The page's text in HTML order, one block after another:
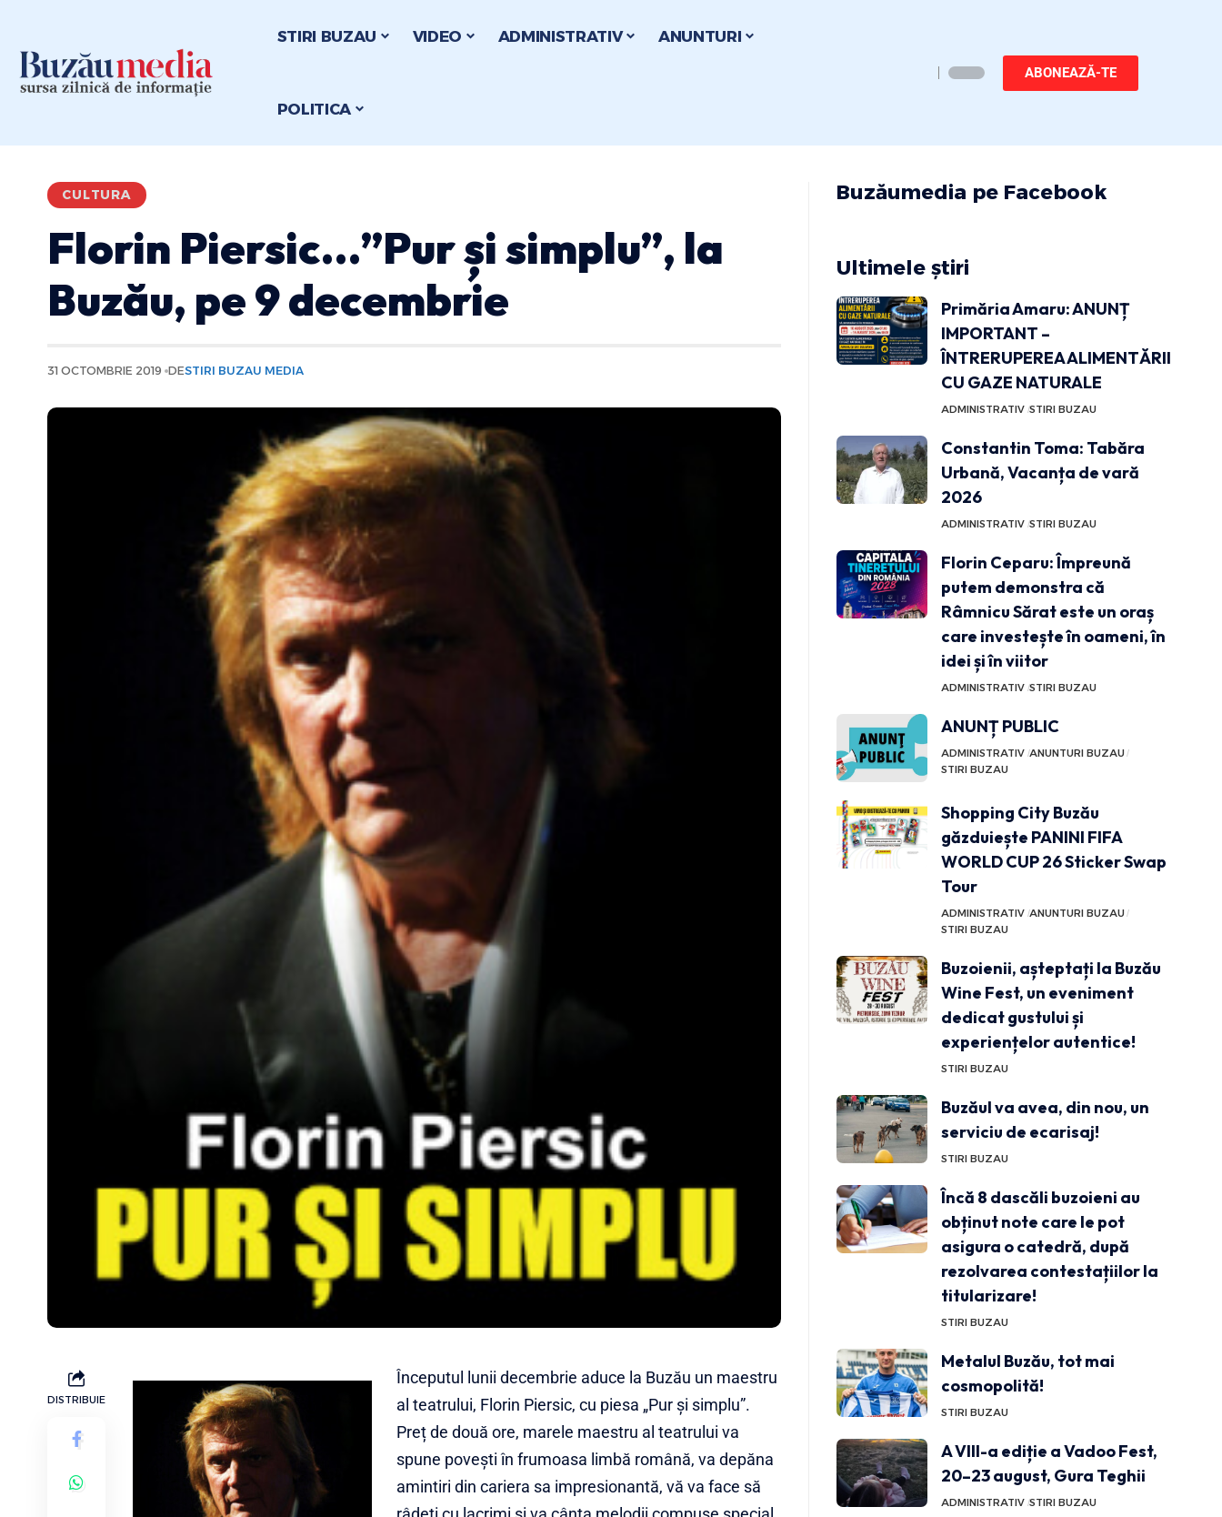
STIRI BUZAU VIDEO ADMINISTRATIV ANUNTURI
POLITICA
ABONEAZĂ-TE
CULTURA
Florin Piersic…”Pur și simplu”, la
Buzău, pe 9 decembrie
31 OCTOMBRIE 2019 DESTIRI BUZAU MEDIA
DISTRIBUIE
Începutul lunii decembrie aduce la Buzău un maestru
al teatrului, Florin Piersic, cu piesa „Pur și simplu”.
Preț de două ore, marele maestru al teatrului va
spune povești în frumoasa limbă română, va depăna
amintiri din cariera sa impresionantă, vă va face să
Buzăumedia pe Facebook
Ultimele știri
Primăria Amaru: ANUNȚ
IMPORTANT –
ÎNTRERUPEREA ALIMENTĂRII
CU GAZE NATURALE
ADMINISTRATIV STIRI BUZAU
Constantin Toma: Tabăra
Urbană, Vacanța de vară
2026
ADMINISTRATIV STIRI BUZAU
Florin Ceparu: Împreună
putem demonstra că
Râmnicu Sărat este un oraș
care investește în oameni, în
idei și în viitor
ADMINISTRATIV STIRI BUZAU
ANUNȚ PUBLIC
ADMINISTRATIV ANUNTURI BUZAU
STIRI BUZAU
Shopping City Buzău
găzduiește PANINI FIFA
WORLD CUP 26 Sticker Swap
Tour
ADMINISTRATIV ANUNTURI BUZAU
STIRI BUZAU
Buzoienii, așteptați la Buzău
Wine Fest, un eveniment
dedicat gustului și
experiențelor autentice!
STIRI BUZAU
Buzăul va avea, din nou, un
serviciu de ecarisaj!
STIRI BUZAU
Încă 8 dascăli buzoieni au
obținut note care le pot
asigura o catedră, după
rezolvarea contestațiilor la
titularizare!
STIRI BUZAU
Metalul Buzău, tot mai
cosmopolită!
STIRI BUZAU
A VIII-a ediție a Vadoo Fest,
20–23 august, Gura Teghii
ADMINISTRATIV STIRI BUZAU